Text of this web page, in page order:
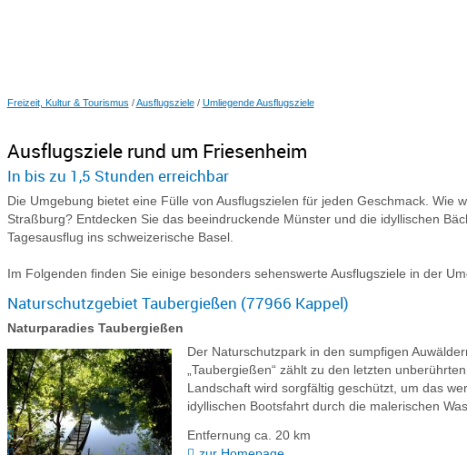
Freizeit, Kultur & Tourismus /Ausflugsziele/ Umliegende Ausflugsziele
Ausflugsziele rund um Friesenheim
In bis zu 1,5 Stunden erreichbar
Die Umgebung bietet eine Fülle von Ausflugszielen für jeden Geschmack.
Straßburg? Entdecken Sie das beeindruckende Münster und die idyllischen
Tagesausflug ins schweizerische Basel.
Im Folgenden finden Sie einige besonders sehenswerte Ausflugsziele in der
Naturschutzgebiet Taubergießen (77966 Kappel)
Naturparadies Taubergießen
Der Naturschutzpark in den sumpfigen
„Taubergießen“ zählt zu den letzten
Landschaft wird sorgfältig geschützt, um das
idyllischen Bootsfahrt durch die malerischen
Entfernung ca. 20 km